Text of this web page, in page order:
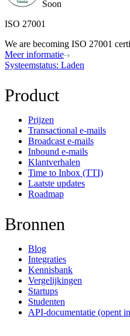
Soon
ISO 27001
We are becoming ISO 27001
Meer informatie
Systeemstatus: Laden
Product
Prijzen
Transactional e-mails
Broadcast e-mails
Inbound e-mails
Klantverhalen
Time to Inbox (TTI)
Laatste updates
Roadmap
Bronnen
Blog
Integraties
Kennisbank
Vergelijkingen
Startups
Studenten
API-documentatie (opent